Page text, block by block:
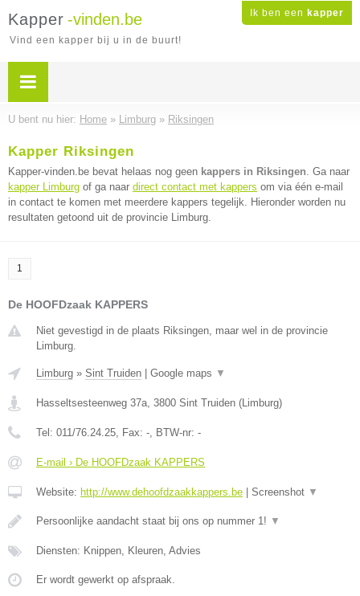
Ik ben een kapper
Kapper -vinden.be
Vind een kapper bij u in de buurt!
U bent nu hier: Home » Limburg » Riksingen
Kapper Riksingen
Kapper-vinden.be bevat helaas nog geen kappers in Riksingen. Ga naar
kapper Limburg of ga naar direct contact met kappers om via één e-mail
in contact te komen met meerdere kappers tegelijk. Hieronder worden nu
resultaten getoond uit de provincie Limburg.
1
De HOOFDzaak KAPPERS
Niet gevestigd in de plaats Riksingen, maar wel in de provincie
Limburg.
Limburg » Sint Truiden Google maps ▼
Hasseltsesteenweg 37a, 3800 Sint Truiden (Limburg)
Tel: 011/76.24.25, Fax: -, BTW-nr: -
E-mail › De HOOFDzaak KAPPERS
Website: http://www.dehoofdzaakkappers.be Screenshot ▼
Persoonlijke aandacht staat bij ons op nummer 1! ▼
Diensten: Knippen, Kleuren, Advies
Er wordt gewerkt op afspraak.